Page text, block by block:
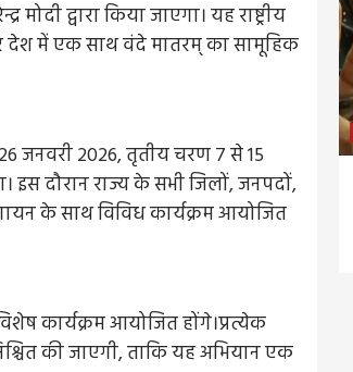
द्वारा किया जाएगा। यह राष्ट्रीय
पूरे देश में एक साथ वंदे मातरम् का सामूहिक
जनवरी 2026, तृतीय चरण 7 से 15
दौरान राज्य के सभी जिलों, जनपदों,
के साथ विविध कार्यक्रम आयोजित
कार्यक्रम आयोजित होंगे।प्रत्येक
की जाएगी, ताकि यह अभियान एक
जमुना रानी का निधन, 88 वर्ष की उम्र
6000 से अधिक गीतों को दी थी